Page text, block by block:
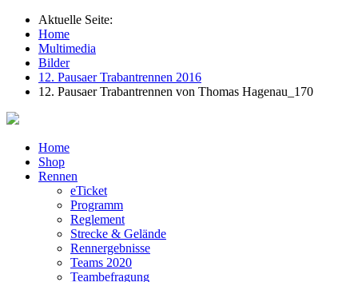
Aktuelle Seite:
Home
Multimedia
Bilder
12. Pausaer Trabantrennen 2016
12. Pausaer Trabantrennen von Thomas Hagenau_170
Home
Shop
Rennen
eTicket
Programm
Reglement
Strecke & Gelände
Rennergebnisse
Teams 2020
Teambefragung